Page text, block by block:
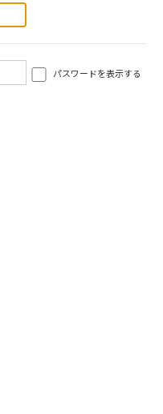
パスワードを表示する